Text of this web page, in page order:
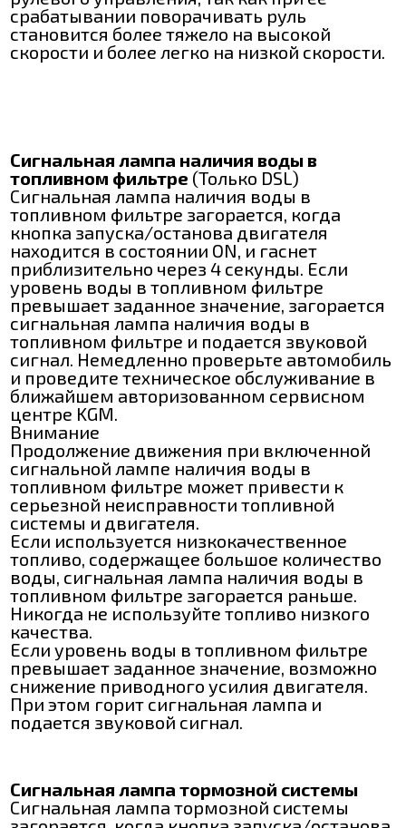
срабатывании поворачивать руль
становится более тяжело на высокой
скорости и более легко на низкой скорости.
Сигнальная лампа наличия воды в
топливном фильтре (Только DSL)
Сигнальная лампа наличия воды в
топливном фильтре загорается, когда
кнопка запуска/останова двигателя
находится в состоянии ON, и гаснет
приблизительно через 4 секунды. Если
уровень воды в топливном фильтре
превышает заданное значение, загорается
сигнальная лампа наличия воды в
топливном фильтре и подается звуковой
сигнал. Немедленно проверьте автомобиль
и проведите техническое обслуживание в
ближайшем авторизованном сервисном
центре KGM.
Внимание
Продолжение движения при включенной
сигнальной лампе наличия воды в
топливном фильтре может привести к
серьезной неисправности топливной
системы и двигателя.
Если используется низкокачественное
топливо, содержащее большое количество
воды, сигнальная лампа наличия воды в
топливном фильтре загорается раньше.
Никогда не используйте топливо низкого
качества.
Если уровень воды в топливном фильтре
превышает заданное значение, возможно
снижение приводного усилия двигателя.
При этом горит сигнальная лампа и
подается звуковой сигнал.
Сигнальная лампа тормозной системы
Сигнальная лампа тормозной системы